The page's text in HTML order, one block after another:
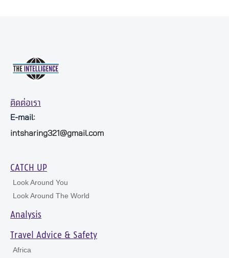
ติดต่อเรา
E-mail:
intsharing321@gmail.com
CATCH UP
Look Around You
Look Around The World
Analysis
Travel Advice & Safety
Africa